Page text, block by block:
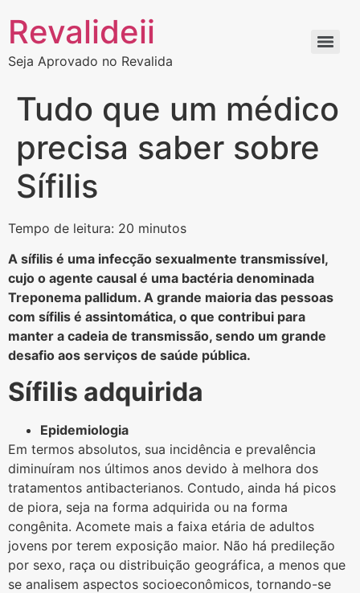
Revalideii
Seja Aprovado no Revalida
Tudo que um médico
precisa saber sobre
Sífilis
Tempo de leitura: 20 minutos
A sífilis é uma infecção sexualmente transmissível,
cujo o agente causal é uma bactéria denominada
Treponema pallidum. A grande maioria das pessoas
com sífilis é assintomática, o que contribui para
manter a cadeia de transmissão, sendo um grande
desafio aos serviços de saúde pública.
Sífilis adquirida
Epidemiologia
Em termos absolutos, sua incidência e prevalência
diminuíram nos últimos anos devido à melhora dos
tratamentos antibacterianos. Contudo, ainda há picos
de piora, seja na forma adquirida ou na forma
congênita. Acomete mais a faixa etária de adultos
jovens por terem exposição maior. Não há predileção
por sexo, raça ou distribuição geográfica, a menos que
se analisem aspectos socioeconômicos, tornando-se